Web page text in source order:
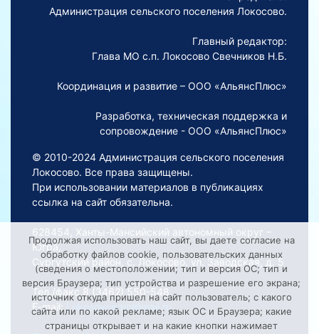
Администрация сельского поселения Локосово.
Главный редактор:
Глава МО с.п. Локосово Свечников Н.Б.
Координация и развитие – ООО «АльянсПлюс»
Разработка, техническая поддержка и
сопровождение - ООО «АльянсПлюс»
© 2010-2024 Администрация сельского поселения
Локосово. Все права защищены.
При использовании материалов в публикациях
ссылка на сайт обязательна.
628454, Ханты-Мансийский автономный округ –
Югра,
Сургутский район, с. Локосово, ул. Заводская, д. 5
Тел./факс 8 (3462) 550-548
E-mail:
Lokosovoadm@mail.ru
Продолжая использовать наш сайт, вы даете согласие на
обработку файлов cookie, пользовательских данных
(сведения о местоположении; тип и версия ОС; тип и
версия Браузера; тип устройства и разрешение его экрана;
источник откуда пришел на сайт пользователь; с какого
сайта или по какой рекламе; язык ОС и Браузера; какие
страницы открывает и на какие кнопки нажимает